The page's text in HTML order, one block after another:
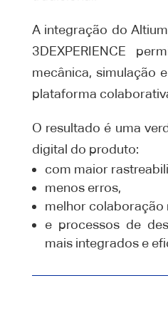
A integração do
3DEXPERIENCE
mecânica, simulação
plataforma
O resultado é uma
digital do produto:
com maior
menos erros,
melhor colaboração
e processos de
mais integrados e